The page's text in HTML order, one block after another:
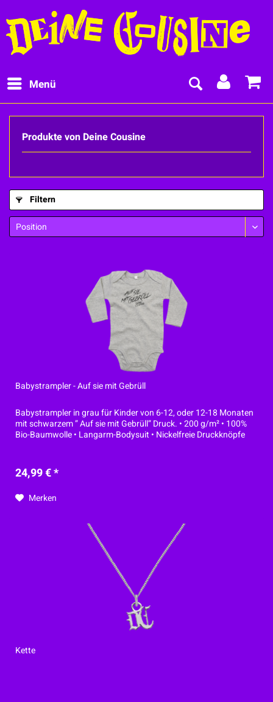
Menü
Produkte von Deine Cousine
Filtern
Babystrampler - Auf sie mit Gebrüll
Babystrampler in grau für Kinder von 6-12, oder 12-18 Monaten
mit schwarzem ” Auf sie mit Gebrüll” Druck. • 200 g/m² • 100%
Bio-Baumwolle • Langarm-Bodysuit • Nickelfreie Druckknöpfe
24,99 € *
Merken
Kette